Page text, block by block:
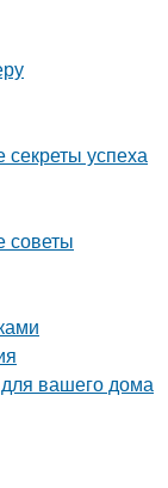
секреты успеха
советы
вашего дома